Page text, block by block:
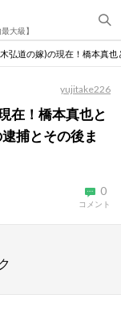
大級】
弘道の嫁)の現在！橋本真
yujitake226
在！橋本真也と
捕とその後ま
0
コメント